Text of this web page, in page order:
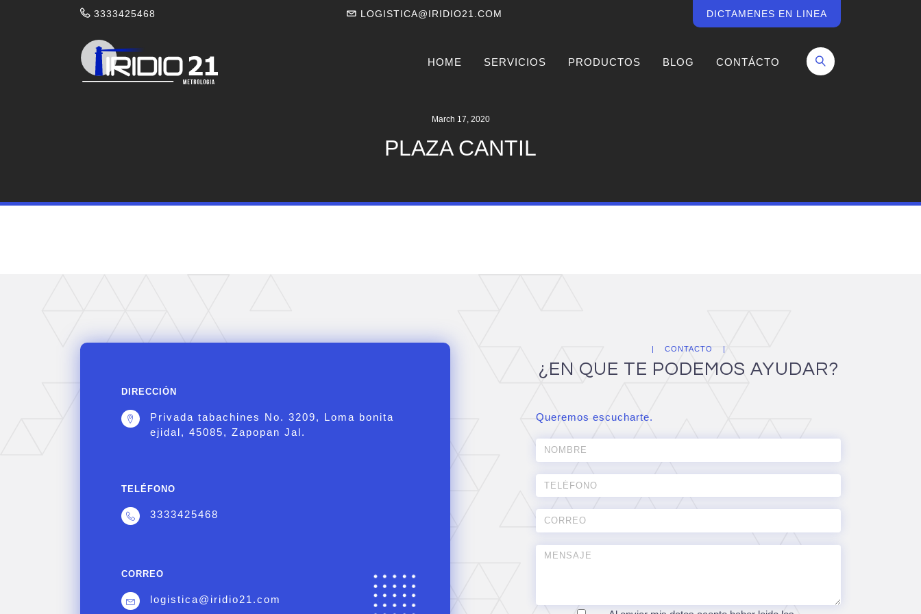
3333425468 LOGISTICA@IRIDIO21.COM DICTAMENES EN LINEA
HOME SERVICIOS PRODUCTOS BLOG CONTÁCTO
March 17, 2020
PLAZA CANTIL
DIRECCIÓN
Privada tabachines No. 3209, Loma bonita
ejidal, 45085, Zapopan Jal.
TELÉFONO
3333425468
CORREO
logistica@iridio21.com
CONTACTO
¿EN QUE TE PODEMOS AYUDAR?
Queremos escucharte.